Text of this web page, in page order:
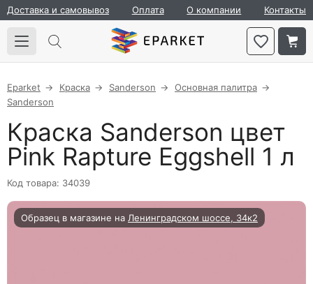
Доставка и самовывоз Оплата О компании Контакты
Eparket Краска Sanderson
Основная палитра
Sanderson
Краска Sanderson цвет
Pink Rapture Eggshell 1 л
Код товара: 34039
Образец в магазине на Ленинградском шоссе, 34к2